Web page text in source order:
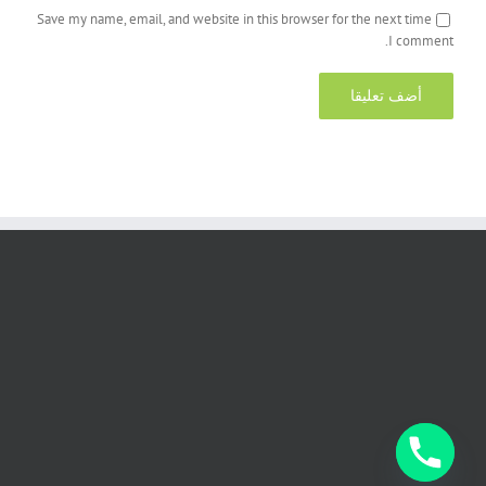
Save my name, email, and website in this browser for the next time
I comment.